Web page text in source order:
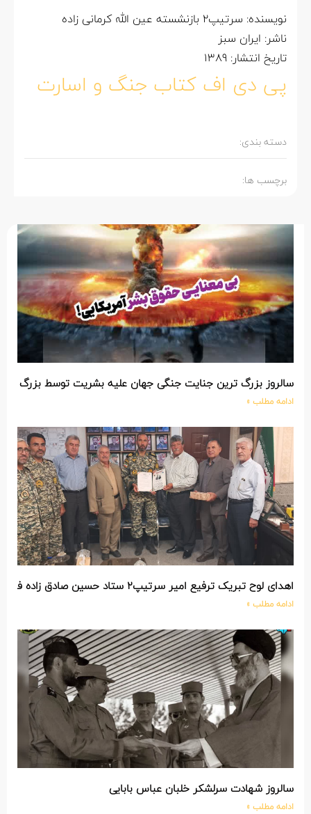
نویسنده: سرتیپ2 بازنشسته عین الله کرمانی زاده
ناشر: ایران سبز
تاریخ انتشار: 1389
پی دی اف کتاب جنگ و اسارت
دسته بندی:
برچسب ها:
سالروز بزرگ ترین جنایت جنگی جهان علیه بشریت توسط بزرگ
ادامه مطلب »
اهدای لوح تبریک ترفیع امیر سرتیپ۲ ستاد حسین صادق زاده فرمانده تیپ ۲۵ واکنش سریع شهید آبگون نزاجا مستقر در تبریز
ادامه مطلب »
سالروز شهادت سرلشکر خلبان عباس بابایی
ادامه مطلب »